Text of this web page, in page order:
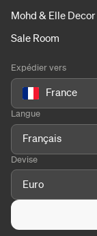
Mohd & Elle Decor
Sale Room
Expédier vers
France
Langue
Français
Devise
Euro